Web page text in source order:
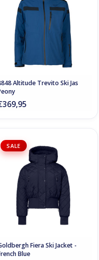
Altitude Trevito Ski Jas
SALE
Fiera Ski Jacket -
Blue